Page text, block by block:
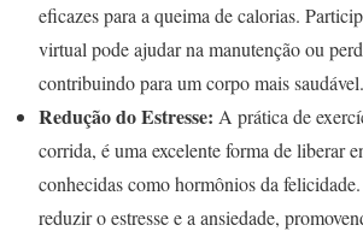
eficazes para a queima de calorias.
virtual pode ajudar na manutenção ou
contribuindo para um corpo mais saudável.
Redução do Estresse: A prática de
corrida, é uma excelente forma de liberar
conhecidas como hormônios da
reduzir o estresse e a ansiedade,